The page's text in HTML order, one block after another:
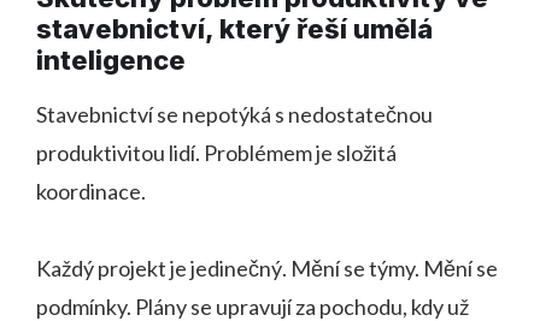
stavebnictví, který řeší umělá
inteligence
Stavebnictví se nepotýká s nedostatečnou
produktivitou lidí. Problémem je složitá
koordinace.
Každý projekt je jedinečný. Mění se týmy. Mění se
podmínky. Plány se upravují za pochodu, kdy už